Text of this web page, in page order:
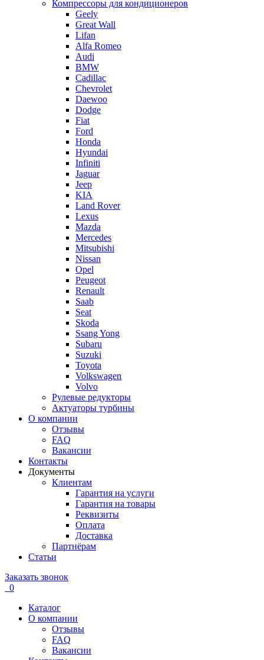
Компрессоры для кондиционеров
Geely
Great Wall
Lifan
Alfa Romeo
Audi
BMW
Cadillac
Chevrolet
Daewoo
Dodge
Fiat
Ford
Honda
Hyundai
Infiniti
Jaguar
Jeep
KIA
Land Rover
Lexus
Mazda
Mercedes
Mitsubishi
Nissan
Opel
Peugeot
Renault
Saab
Seat
Skoda
Ssang Yong
Subaru
Suzuki
Toyota
Volkswagen
Volvo
Рулевые редукторы
Актуаторы турбины
О компании
Отзывы
FAQ
Вакансии
Контакты
Документы
Клиентам
Гарантия на услуги
Гарантия на товары
Реквизиты
Оплата
Доставка
Партнёрам
Статьи
Заказать звонок
0
Каталог
О компании
Отзывы
FAQ
Вакансии